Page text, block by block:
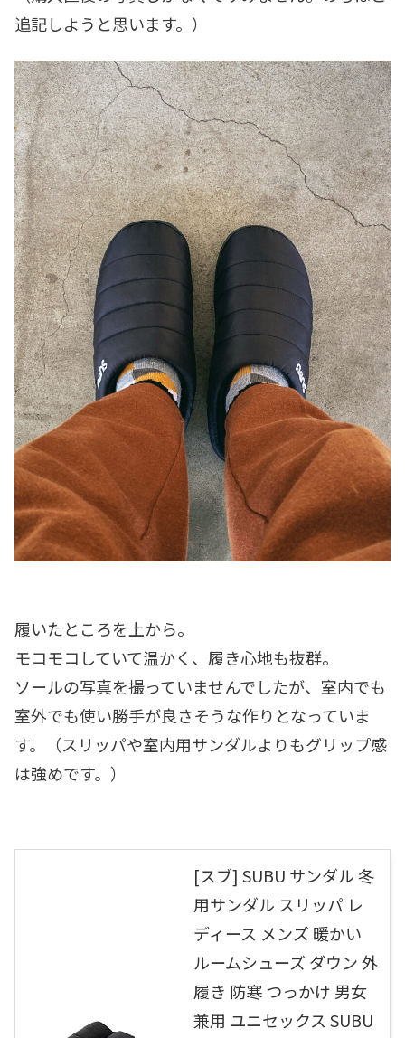
追記しようと思います。）
履いたところを上から。
モコモコしていて温かく、履き心地も抜群。
ソールの写真を撮っていませんでしたが、室内でも
室外でも使い勝手が良さそうな作りとなっていま
す。（スリッパや室内用サンダルよりもグリップ感
は強めです。）
[スブ] SUBU サンダル 冬
用サンダル スリッパ レ
ディース メンズ 暖かい
ルームシューズ ダウン 外
履き 防寒 つっかけ 男女
兼用 ユニセックス SUBU